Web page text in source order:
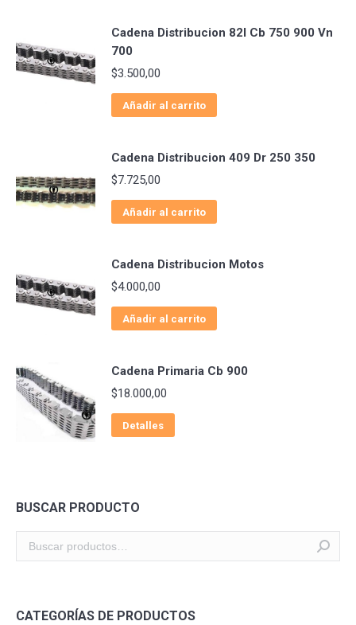
Cadena Distribucion 82l Cb 750 900 Vn
700
$3.500,00
Añadir al carrito
Cadena Distribucion 409 Dr 250 350
$7.725,00
Añadir al carrito
Cadena Distribucion Motos
$4.000,00
Añadir al carrito
Cadena Primaria Cb 900
$18.000,00
Detalles
BUSCAR PRODUCTO
CATEGORÍAS DE PRODUCTOS